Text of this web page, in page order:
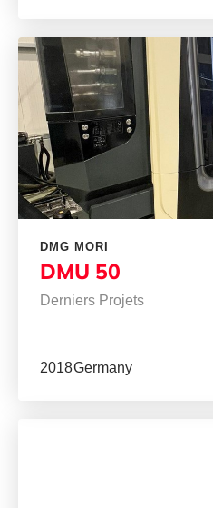
DMG MORI
DMU 50
Derniers Projets
2018Germany